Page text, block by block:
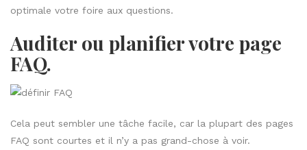
optimale votre foire aux questions.
Auditer ou planifier votre page
FAQ.
Cela peut sembler une tâche facile, car la plupart des pages
FAQ sont courtes et il n’y a pas grand-chose à voir.